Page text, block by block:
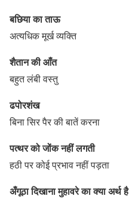
बछिया का ताऊ
अत्यधिक मूर्ख व्यक्ति
शैतान की आँत
बहुत लंबी वस्तु
ढपोरशंख
बिना सिर पैर की बातें करना
पत्थर को जोंक नहीं लगती
हठी पर कोई प्रभाव नहीं पड़ता
अँगूठा दिखाना मुहावरे का क्या अर्थ है